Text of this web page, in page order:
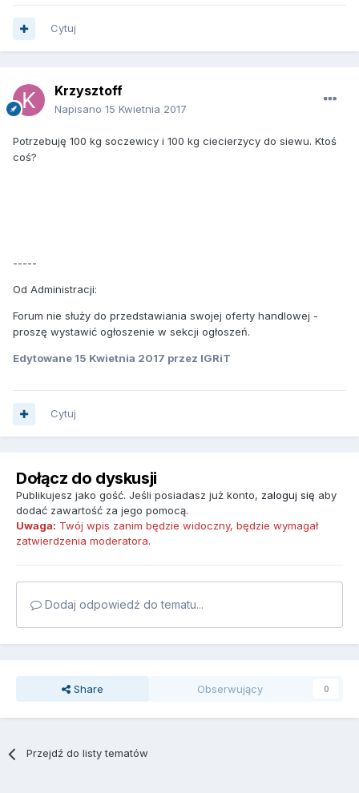
Cytuj
Krzysztoff
Napisano 15 Kwietnia 2017
Potrzebuję 100 kg soczewicy i 100 kg ciecierzycy do siewu. Ktoś
coś?
-----
Od Administracji:
Forum nie służy do przedstawiania swojej oferty handlowej -
proszę wystawić ogłoszenie w sekcji ogłoszeń.
Edytowane 15 Kwietnia 2017 przez IGRiT
Cytuj
Dołącz do dyskusji
Publikujesz jako gość. Jeśli posiadasz już konto, zaloguj się aby
dodać zawartość za jego pomocą.
Uwaga: Twój wpis zanim będzie widoczny, będzie wymagał
zatwierdzenia moderatora.
Dodaj odpowiedź do tematu...
Share Obserwujący 0
Przejdź do listy tematów